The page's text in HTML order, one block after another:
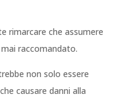
rimarcare che assumere
raccomandato.
non solo essere
causare danni alla